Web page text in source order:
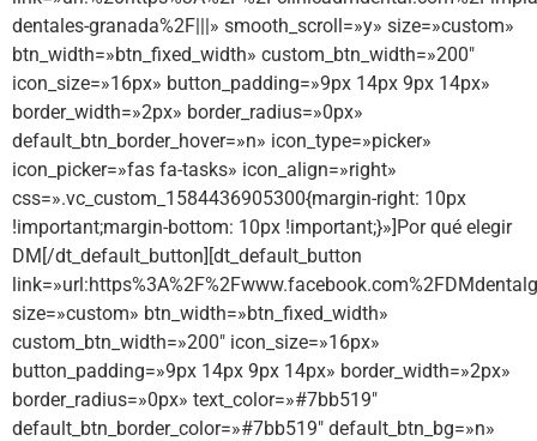
dentales-granada%2F|||» smooth_scroll=»y» size=»custom»
btn_width=»btn_fixed_width» custom_btn_width=»200″
icon_size=»16px» button_padding=»9px 14px 9px 14px»
border_width=»2px» border_radius=»0px»
default_btn_border_hover=»n» icon_type=»picker»
icon_picker=»fas fa-tasks» icon_align=»right»
css=».vc_custom_1584436905300{margin-right: 10px
!important;margin-bottom: 10px !important;}»]Por qué elegir
DM[/dt_default_button][dt_default_button
size=»custom» btn_width=»btn_fixed_width»
custom_btn_width=»200″ icon_size=»16px»
button_padding=»9px 14px 9px 14px» border_width=»2px»
border_radius=»0px» text_color=»#7bb519″
default_btn_border_color=»#7bb519″ default_btn_bg=»n»